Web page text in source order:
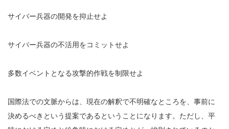
サイバー兵器の開発を抑止せよ
サイバー兵器の不活用をコミットせよ
多数イベントとなる攻撃的作戦を制限せよ
国際法での文脈からは、現在の解釈で不明確なところを、事前に
決めるべきという提案であるということになります。ただし、平